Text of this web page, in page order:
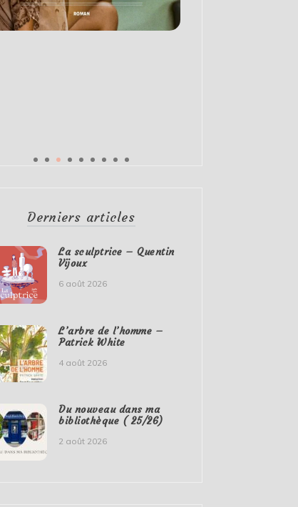
Derniers articles
La sculptrice – Quentin
Vijoux
6 août 2026
L’arbre de l’homme –
Patrick White
4 août 2026
Du nouveau dans ma
bibliothèque ( 25/26)
2 août 2026